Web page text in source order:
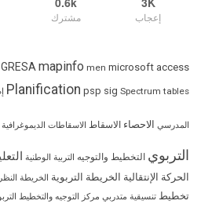
إعجاب مشترك
GRESAmapinfo men microsoft access
Planification psp sig Spectrum tables
المدرسي الاحصاء الاسقاط الاسقاطات الديموغرافية
التربوي التخطيط والتوجيه التربية الوطنية
الحركة الإنتقالية الخريطة التربوية الخريطة
تخطيط تنسيقية متدربي مركز التوجيه والتخطيط